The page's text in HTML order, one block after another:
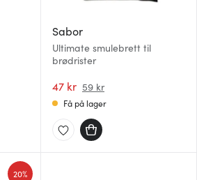
Sabor
Ultimate smulebrett til
brødrister
47 kr 59 kr
Få på lager
20%